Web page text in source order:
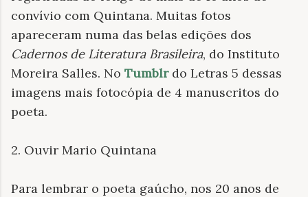
convívio com Quintana. Muitas fotos
apareceram numa das belas edições dos
Cadernos de Literatura Brasileira, do Instituto
Moreira Salles. No Tumblrdo Letras 5 dessas
imagens mais fotocópia de 4 manuscritos do
poeta.
2. Ouvir Mario Quintana
Para lembrar o poeta gaúcho, nos 20 anos de